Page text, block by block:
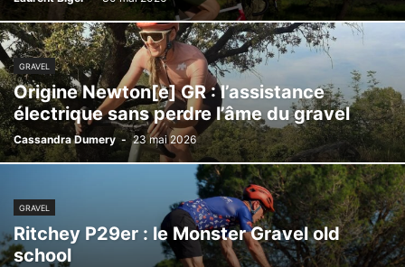
GRAVEL
Origine Newton[e] GR : l’assistance
électrique sans perdre l’âme du gravel
Cassandra Dumery - 23 mai 2026
GRAVEL
Ritchey P29er : le Monster Gravel old
school